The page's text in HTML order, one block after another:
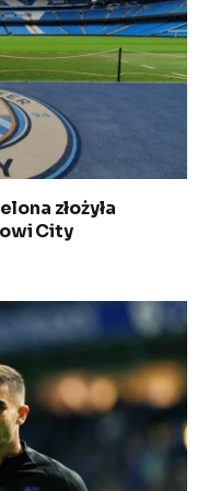
złożyła
City